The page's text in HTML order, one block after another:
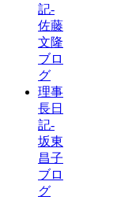
記-
佐藤
文隆
ブロ
グ
理事
長日
記-
坂東
昌子
ブロ
グ